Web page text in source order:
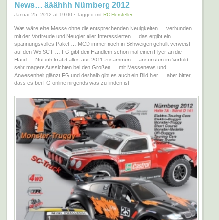
News… ääähhh Nürnberg 2012
Januar 25, 2012 at 19:00 · Tagged mit RC-Hersteller
Was wäre eine Messe ohne die entsprechenden Neuigkeiten … verbunden
mit der Vorfreude und Neugier aller Interessierten … das ergibt ein
spannungsvolles Paket … MCD immer noch in Schweigen gehüllt verweist
auf den W5 SCT … FG gibt den Händlern schon mal einen Flyer an die
Hand … Nutech kratzt alles aus 2011 zusammen … ansonsten im Vorfeld
sehr magere Aussichten bei den Großen … mit Messenews und
Anwesenheit glänzt FG und deshalb gibt es auch ein Bild hier … aber bitter,
dass es bei FG online nirgends was zu finden ist